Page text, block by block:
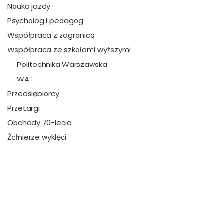
Nauka jazdy
Psycholog i pedagog
Współpraca z zagranicą
Współpraca ze szkołami wyższymi
Politechnika Warszawska
WAT
Przedsiębiorcy
Przetargi
Obchody 70-lecia
Żołnierze wyklęci